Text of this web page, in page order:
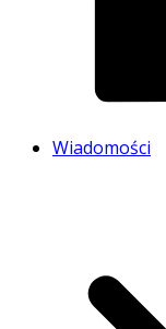
Wiadomości